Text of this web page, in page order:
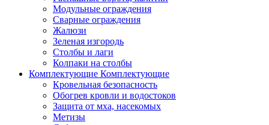
Модульные ограждения
Сварные ограждения
Жалюзи
Зеленая изгородь
Столбы и лаги
Колпаки на столбы
Комплектующие Комплектующие
Кровельная безопасность
Обогрев кровли и водостоков
Защита от мха, насекомых
Метизы